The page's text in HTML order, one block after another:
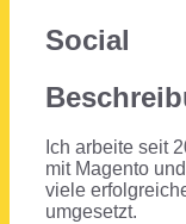
Social
Ich arbeite seit
mit Magento
viele
umgesetzt.